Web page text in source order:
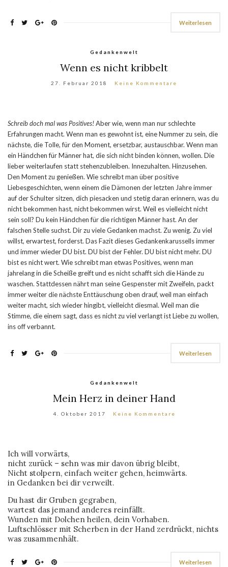
Weiterlesen
Gedankenwelt
Wenn es nicht kribbelt
27. Februar 2018 Keine Kommentare
Schreib doch mal was Positives!Aber wie, wenn man nur schlechte
Erfahrungen macht. Wenn man es gewohnt ist, eine Nummer zu sein, die
nächste, die Tolle, für den Moment, ersetzbar, austauschbar. Wenn man
ein Händchen für Männer hat, die sich nicht binden können, wollen. Die
lieber weiterlaufen statt stehenzubleiben. Innezuhalten. Hinzusehen.
Den Moment zu genießen. Wie schreibt man über positive
Liebesgeschichten, wenn einem die Dämonen der letzten Jahre immer
auf der Schulter sitzen, dich piesacken und stetig daran erinnern, was du
nicht bekommen hast, nicht bekommen wirst. Weil es vielleicht nicht
sein soll? Du kein Händchen für die richtigen Männer hast. An der
falschen Stelle suchst. Dir zu viele Gedanken machst. Zu wenig. Zu viel
willst, erwartest, forderst. Das Fazit dieses Gedankenkarussells immer
und immer wieder DU bist. DU bist der Fehler. DU bist nicht mehr. DU
bist es nicht wert. Wie schreibt man etwas Positives, wenn man
jahrelang in die Scheiße greift und es nicht schafft sich die Hände zu
waschen. Stattdessen nährt man seine Gespenster mit Zweifeln, packt
immer weiter die nächste Enttäuschung oben drauf, weil man einfach
weiter macht, sich wieder hingibt, vielleicht diesmal. Weil man die
Stimme, die einem sagt, dass es nicht zu viel verlangt ist Liebe zu wollen,
ins off verbannt.
Weiterlesen
Gedankenwelt
Mein Herz in deiner Hand
4. Oktober 2017 Keine Kommentare
Ich will vorwärts,
nicht zurück – sehn was mir davon übrig bleibt,
Nicht stolpern, einfach weiter gehen, heimwärts.
in Gedanken bei dir verweilt.
Du hast dir Gruben gegraben,
wartest das jemand anderes reinfällt.
Wunden mit Dolchen heilen, dein Vorhaben.
Luftschlösser mit Scherben in der Hand zerdrückt, nichts
was zusammenhält.
Weiterlesen